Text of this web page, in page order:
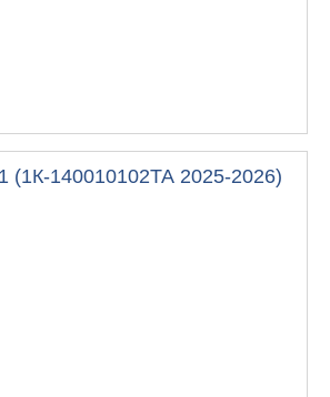
140010102ТА 2025-2026)